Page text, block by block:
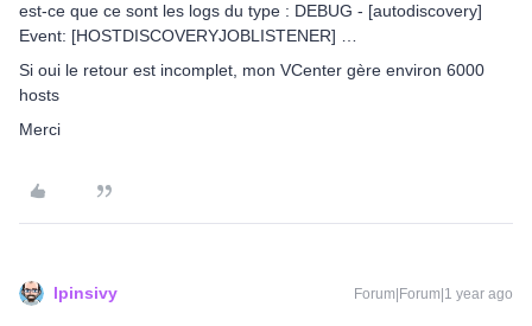
est-ce que ce sont les logs du type : DEBUG - [autodiscovery]
Event: [HOSTDISCOVERYJOBLISTENER] …
Si oui le retour est incomplet, mon VCenter gère environ 6000
hosts
Merci
lpinsivy Forum|Forum|1 year ago